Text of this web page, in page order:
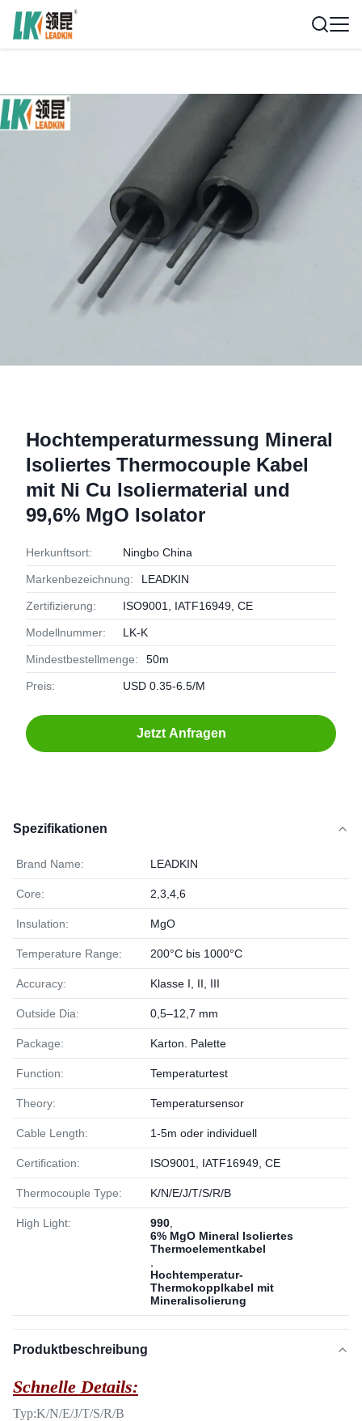
Hochtemperaturmessung Mineral
Isoliertes Thermocouple Kabel
mit Ni Cu Isoliermaterial und
99,6% MgO Isolator
Herkunftsort: Ningbo China
Markenbezeichnung: LEADKIN
Zertifizierung: ISO9001, IATF16949, CE
Modellnummer: LK-K
Mindestbestellmenge: 50m
Preis: USD 0.35-6.5/M
Jetzt Anfragen
Spezifikationen
Brand Name: LEADKIN
Core: 2,3,4,6
Insulation: MgO
Temperature Range: 200°C bis 1000°C
Accuracy: Klasse I, II, III
Outside Dia: 0,5–12,7 mm
Package: Karton. Palette
Function: Temperaturtest
Theory: Temperatursensor
Cable Length: 1-5m oder individuell
Certification: ISO9001, IATF16949, CE
Thermocouple Type: K/N/E/J/T/S/R/B
High Light: 990
6% MgO Mineral Isoliertes
Thermoelementkabel
Hochtemperatur-
Thermokopplkabel mit
Mineralisolierung
Produktbeschreibung
Schnelle Details:
Typ:K/N/E/J/T/S/R/B